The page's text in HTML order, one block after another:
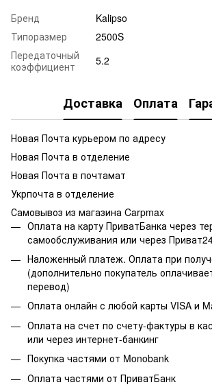
Бренд
Kalipso
Типоразмер
2500S
Передаточный
коэффициент
5.2
Доставка Оплата
Новая Почта курьером по адресу
Новая Почта в отделение
Новая Почта в почтамат
Укрпочта в отделение
Самовывоз из магазина Carpmax
Оплата на карту ПриватБанка через
самообслуживания или через
Наложенный платеж. Оплата при
(дополнительно покупатель
перевод)
Оплата онлайн с любой карты VISA и
Оплата на счет по счету-фактуры в
или через интернет-банкинг
Покупка частями от Monobank
Оплата частями от ПриватБанк